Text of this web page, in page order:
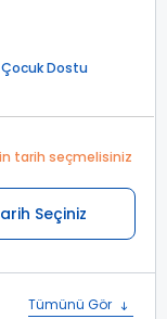
Çocuk Dostu
tarih seçmelisiniz
Seçiniz
Tümünü Gör